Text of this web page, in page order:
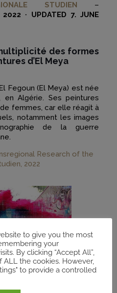
STUDIEN
–
· UPDATED 7. JUNE
des formes
d’El Meya
Fegoun (El Meya) est née
en Algérie. Ses peintures
femmes, car elle réagit à
notamment les images
de la guerre
Research of the
2022
to give you the most
your
By clicking “Accept All”,
the cookies. However,
to provide a controlled